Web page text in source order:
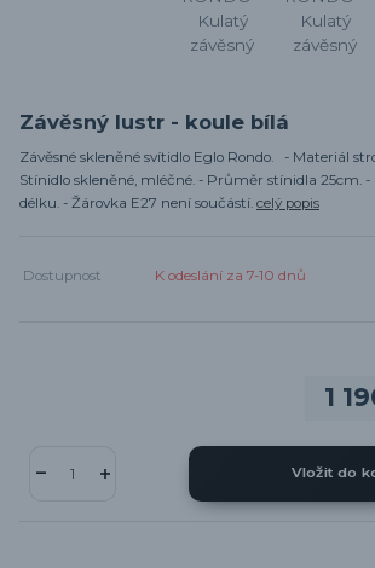
Závěsný lustr - koule bílá
Závěsné skleněné svítidlo Eglo Rondo. - Materiál
Stínidlo skleněné, mléčné. - Průměr stínidla 25cm.
délku. - Žárovka E27 není součástí. celý popis
Dostupnost K odeslání za 7-10 dnů
1
Vložit do